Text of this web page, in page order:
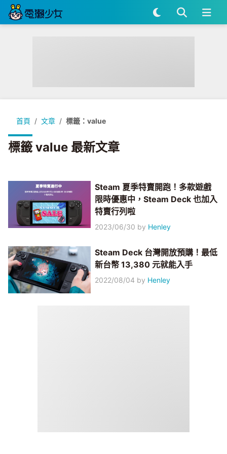
首頁 文章 標籤：value
標籤 value 最新文章
Steam 夏季特賣開跑！多款遊戲
限時優惠中，Steam Deck 也加入
特賣行列啦
2023/06/30 by Henley
Steam Deck 台灣開放預購！最低
新台幣 13,380 元就能入手
2022/08/04 by Henley